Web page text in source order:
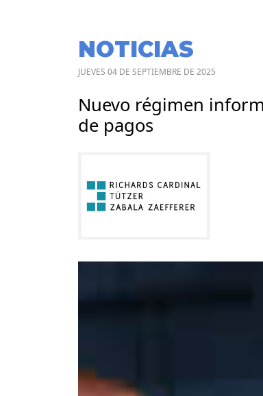
NOTICIAS
JUEVES 04 DE SEPTIEMBRE DE 2025
Nuevo régimen
de pagos